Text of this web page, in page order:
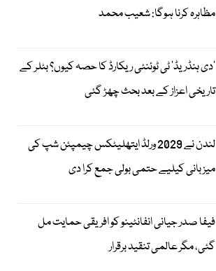
مظاہرہ کرنا ہوگا: شعیب محمد
’دی ہنڈریڈ‘ ٹی ٹوئنٹی ریکارڈ کا حصہ کیوں؟ بٹلر کے
تاریخی اعزاز کے بعد بحث چھڑ گئی
لندن نے 2029 ورلڈ ایتھلیٹکس چیمپئن شپ کی
میزبانی کیلیے حتمی بولی جمع کرا دی
فیفا صدر جیانی انفانٹینو کو افریقی حمایت مل
گئی، مگر عالمی تنقید برقرار